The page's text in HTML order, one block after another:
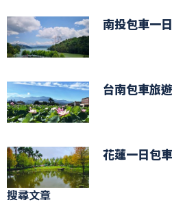
南投包車一
台南包車旅
花蓮一日包
搜尋文章